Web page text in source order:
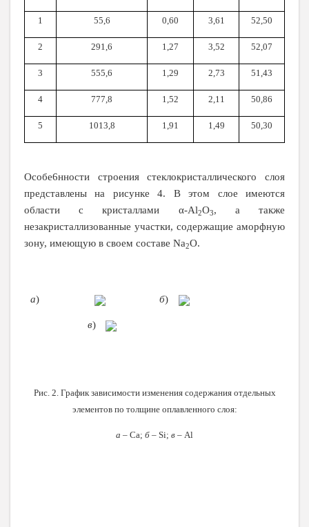
1 55 6 0 60 3 61 52 50
2 291,6 1,27 3,52 52,07
3 555,6 1,29 2,73 51,43
4 777,8 1,52 2,11 50,86
5 1013,8 1,91 1,49 50,30
Особе6нности строения стеклокристаллического слоя
представлены на рисунке 4. В этом слое имеются
области с кристаллами α-Al2O3, а также
незакристаллизованные участки, содержащие аморфную
зону, имеющую в своем составе Na2O.
а) б)
в)
Рис. 2. График зависимости изменения содержания отдельных
элементов по толщине оплавленного слоя:
а – Ca; б – Si; в – Al